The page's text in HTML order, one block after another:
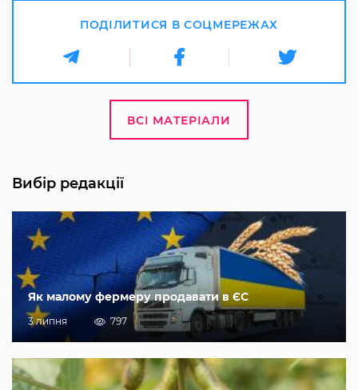
ПОДІЛИТИСЯ В СОЦМЕРЕЖАХ
ВСІ МАТЕРІАЛИ
Вибір редакції
Як малому фермеру продавати в ЄС
3 липня 797